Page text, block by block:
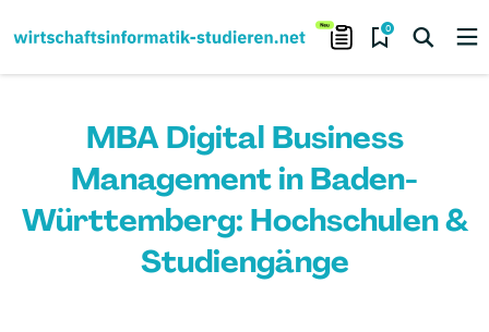
0
MBA Digital Business
Management in Baden-
Württemberg: Hochschulen &
Studiengänge